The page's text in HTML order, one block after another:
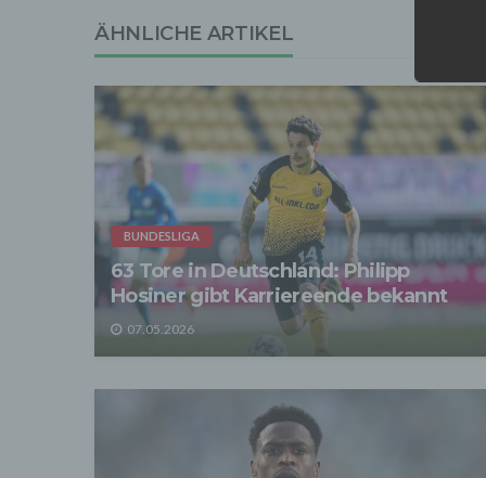
ÄHNLICHE ARTIKEL
BUNDESLIGA
63 Tore in Deutschland: Philipp
Hosiner gibt Karriereende bekannt
07.05.2026
3.
Die
-
Wir